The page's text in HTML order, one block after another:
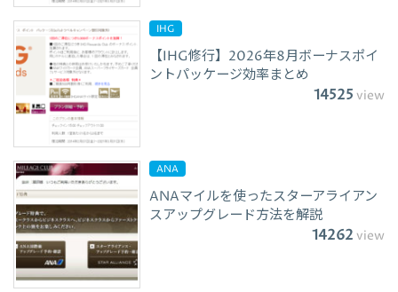
IHG
【IHG修行】2026年8月ボーナスポイ
ントパッケージ効率まとめ
14525 view
ANA
ANAマイルを使ったスターアライアン
スアップグレード方法を解説
14262 view